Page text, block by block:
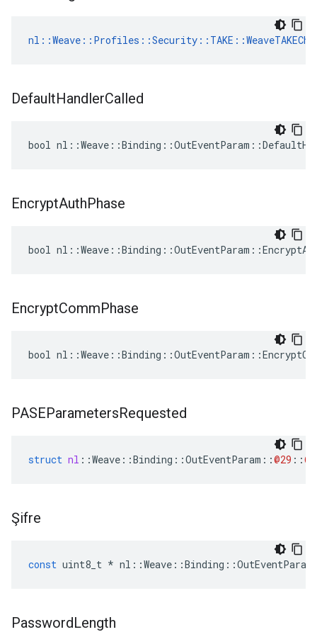
DefaultHandlerCalled
bool
EncryptAuthPhase
bool
EncryptCommPhase
bool
PASEParametersRequested
struct nl ::Weave ::Binding ::OutEventParam ::@29 ::
Şifre
const uint8_t * nl ::Weave ::Binding ::OutEventParam
PasswordLength